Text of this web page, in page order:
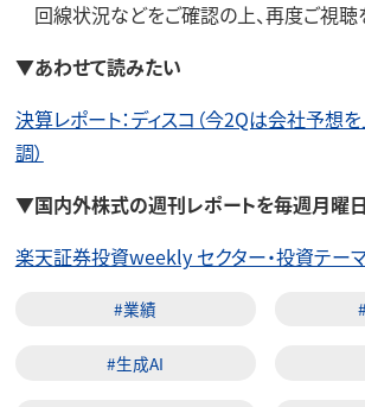
回線状況などをご確認の上、再度ご視聴
▼あわせて読みたい
決算レポート：ディスコ（今2Qは会社予想
調）
▼国内外株式の週刊レポートを毎週月曜
楽天証券投資weekly セクター・投資テー
#業績
#生成AI